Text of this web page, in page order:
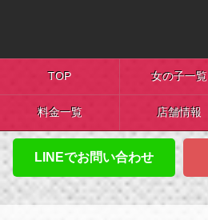
TOP 女の子一覧
料金一覧 店舗情報
LINEでお問い合わせ